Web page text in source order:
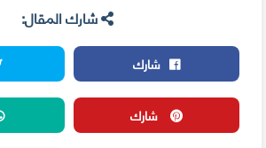
شارك المقال:
شارك
شارك